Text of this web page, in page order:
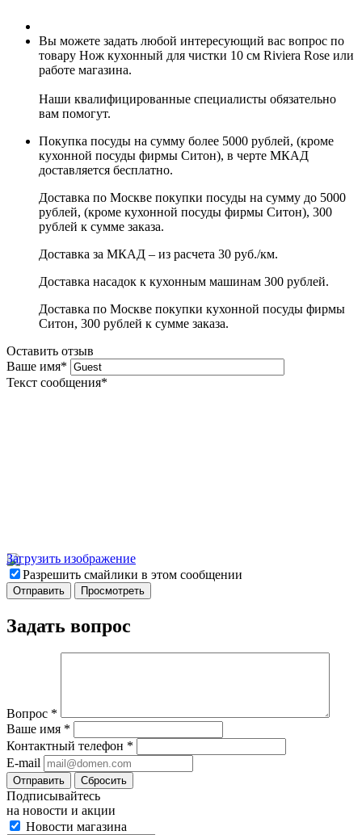
Вы можете задать любой интересующий вас вопрос по
товару Нож кухонный для чистки 10 см Riviera Rose или
работе магазина.
Наши квалифицированные специалисты обязательно
вам помогут.
Покупка посуды на сумму более 5000 рублей, (кроме
кухонной посуды фирмы Ситон), в черте МКАД
доставляется бесплатно.
Доставка по Москве покупки посуды на сумму до 5000
рублей, (кроме кухонной посуды фирмы Ситон), 300
рублей к сумме заказа.
Доставка за МКАД – из расчета 30 руб./км.
Доставка насадок к кухонным машинам 300 рублей.
Доставка по Москве покупки кухонной посуды фирмы
Ситон, 300 рублей к сумме заказа.
Оставить отзыв
Ваше имя*
Текст сообщения*
Загрузить изображение
Разрешить смайлики в этом сообщении
Задать вопрос
Вопрос *
Ваше имя *
Контактный телефон *
E-mail
Отправить Сбросить
Подписывайтесь
на новости и акции
Новости магазина